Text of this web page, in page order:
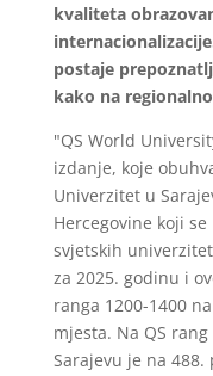
kvaliteta
postaje
kako na
"QS World
izdanje, koje
Univerzitet u
Hercegovine koji
svjetskih
za 2025. godinu i
ranga 1200-1400
mjesta. Na QS
Sarajevu je na